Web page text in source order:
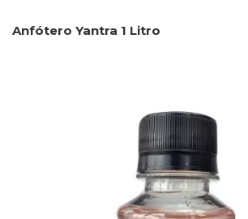
Anfótero Yantra 1 Litro